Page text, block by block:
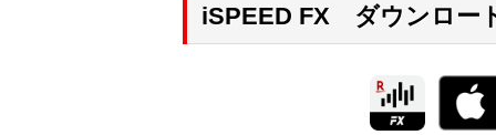
iSPEED FX ダウンロー